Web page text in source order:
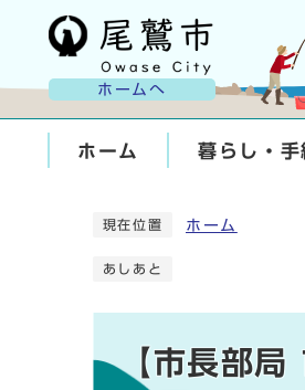
ホームへ
ホーム 暮らし・手
現在位置 ホーム
あしあと
【市長部局